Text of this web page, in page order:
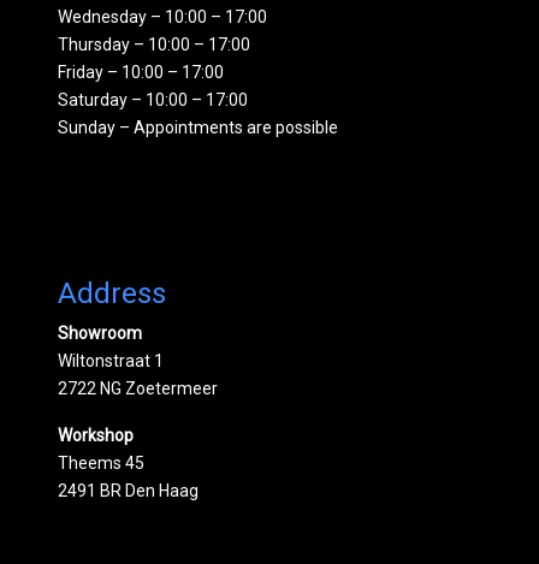
Wednesday – 10:00 – 17:00
Thursday – 10:00 – 17:00
Friday – 10:00 – 17:00
Saturday – 10:00 – 17:00
Sunday – Appointments are possible
Address
Showroom
Wiltonstraat 1
2722 NG Zoetermeer
Workshop
Theems 45
2491 BR Den Haag